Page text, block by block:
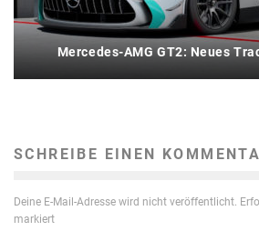
Mercedes-AMG GT2: Neues
SCHREIBE EINEN
Deine E-Mail-Adresse wird nicht veröffentlicht.
markiert